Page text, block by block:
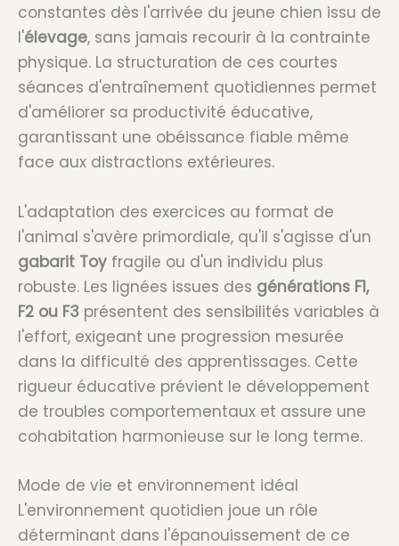
constantes dès l'arrivée du jeune chien issu de
l'élevage, sans jamais recourir à la contrainte
physique. La structuration de ces courtes
séances d'entraînement quotidiennes permet
d'améliorer sa productivité éducative,
garantissant une obéissance fiable même
face aux distractions extérieures.
L'adaptation des exercices au format de
l'animal s'avère primordiale, qu'il s'agisse d'un
gabarit Toy fragile ou d'un individu plus
robuste. Les lignées issues des générations F1,
F2 ou F3 présentent des sensibilités variables à
l'effort, exigeant une progression mesurée
dans la difficulté des apprentissages. Cette
rigueur éducative prévient le développement
de troubles comportementaux et assure une
cohabitation harmonieuse sur le long terme.
Mode de vie et environnement idéal
L'environnement quotidien joue un rôle
déterminant dans l'épanouissement de ce